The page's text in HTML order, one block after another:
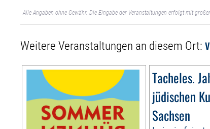
Alle Angaben ohne Gewähr. Die Eingabe der Veranstaltungen erfolgt mit
Weitere Veranstaltungen an diesem Ort:
Tacheles.
jüdischen
Sachsen